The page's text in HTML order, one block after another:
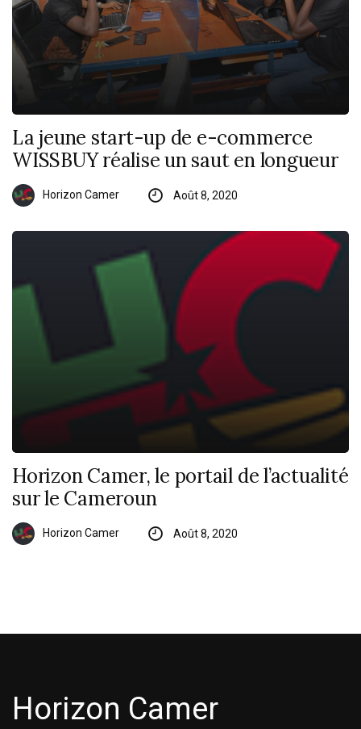
La jeune start-up de e-commerce
WISSBUY réalise un saut en longueur
Horizon Camer Août 8, 2020
Horizon Camer, le portail de l’actualité
sur le Cameroun
Horizon Camer Août 8, 2020
Horizon Camer